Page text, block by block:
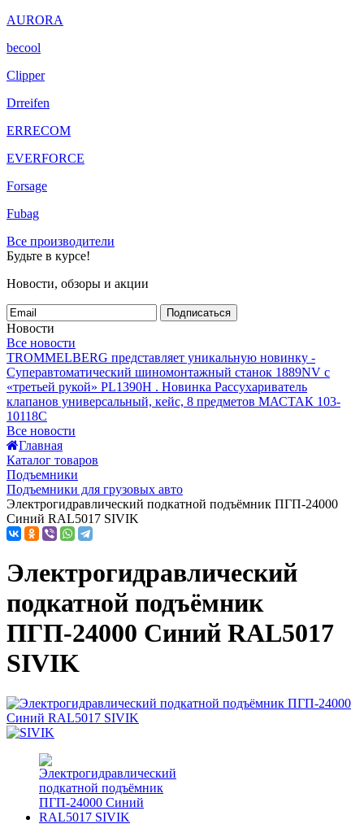
AURORA
becool
Clipper
Drreifen
ERRECOM
EVERFORCE
Forsage
Fubag
Все производители
Будьте в курсе!
Новости, обзоры и акции
Подписаться
Новости
Все новости
TROMMELBERG представляет уникальную новинку -
Суперавтоматический шиномонтажный станок 1889NV с
«третьей рукой» PL1390H . Новинка Рассухариватель
клапанов универсальный, кейс, 8 предметов МАСТАК 103-
10118C
Все новости
Главная
Каталог товаров
Подъемники
Подъемники для грузовых авто
Электрогидравлический подкатной подъёмник ПГП-24000
Синий RAL5017 SIVIK
Электрогидравлический
подкатной подъёмник
ПГП-24000 Синий RAL5017
SIVIK